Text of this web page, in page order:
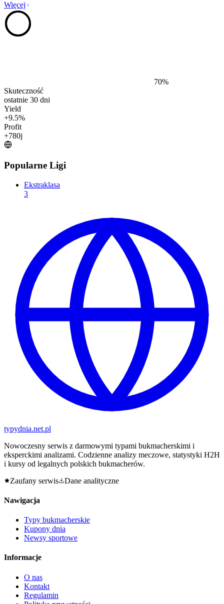
Więcej
70%
Skuteczność
ostatnie 30 dni
Yield
+9.5%
Profit
+780j
Popularne Ligi
Ekstraklasa
3
typydnia.net.pl
Nowoczesny serwis z darmowymi typami bukmacherskimi i
eksperckimi analizami. Codzienne analizy meczowe, statystyki H2H
i kursy od legalnych polskich bukmacherów.
Zaufany serwis
Dane analityczne
Nawigacja
Typy bukmacherskie
Kupony dnia
Newsy sportowe
Informacje
O nas
Kontakt
Regulamin